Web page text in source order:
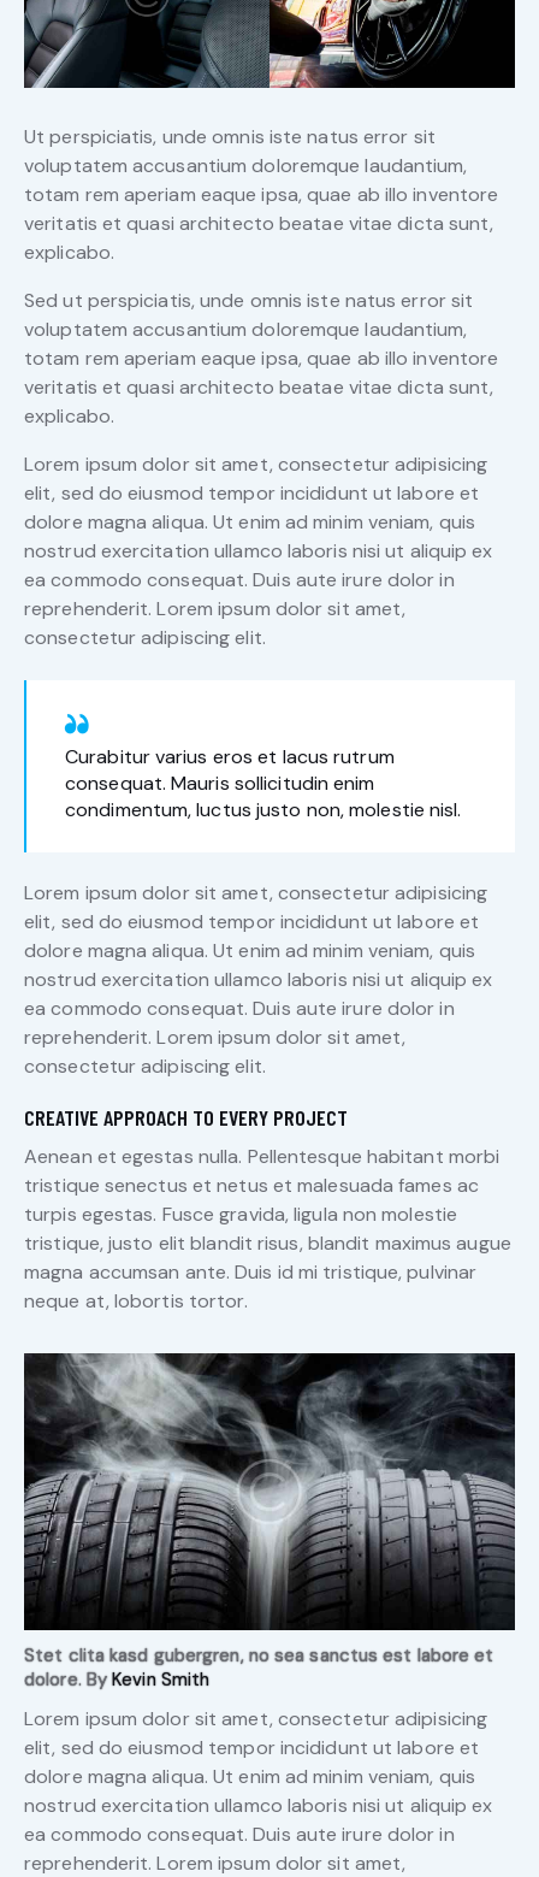
Ut perspiciatis, unde omnis iste natus error sit
voluptatem accusantium doloremque laudantium,
totam rem aperiam eaque ipsa, quae ab illo inventore
veritatis et quasi architecto beatae vitae dicta sunt,
explicabo.
Sed ut perspiciatis, unde omnis iste natus error sit
voluptatem accusantium doloremque laudantium,
totam rem aperiam eaque ipsa, quae ab illo inventore
veritatis et quasi architecto beatae vitae dicta sunt,
explicabo.
Lorem ipsum dolor sit amet, consectetur adipisicing
elit, sed do eiusmod tempor incididunt ut labore et
dolore magna aliqua. Ut enim ad minim veniam, quis
nostrud exercitation ullamco laboris nisi ut aliquip ex
ea commodo consequat. Duis aute irure dolor in
reprehenderit. Lorem ipsum dolor sit amet,
consectetur adipiscing elit.
Curabitur varius eros et lacus rutrum
consequat. Mauris sollicitudin enim
condimentum, luctus justo non, molestie nisl.
Lorem ipsum dolor sit amet, consectetur adipisicing
elit, sed do eiusmod tempor incididunt ut labore et
dolore magna aliqua. Ut enim ad minim veniam, quis
nostrud exercitation ullamco laboris nisi ut aliquip ex
ea commodo consequat. Duis aute irure dolor in
reprehenderit. Lorem ipsum dolor sit amet,
consectetur adipiscing elit.
CREATIVE APPROACH TO EVERY PROJECT
Aenean et egestas nulla. Pellentesque habitant morbi
tristique senectus et netus et malesuada fames ac
turpis egestas. Fusce gravida, ligula non molestie
tristique, justo elit blandit risus, blandit maximus augue
magna accumsan ante. Duis id mi tristique, pulvinar
neque at, lobortis tortor.
Stet clita kasd gubergren, no sea sanctus est labore et
dolore. ByKevin Smith
Lorem ipsum dolor sit amet, consectetur adipisicing
elit, sed do eiusmod tempor incididunt ut labore et
dolore magna aliqua. Ut enim ad minim veniam, quis
nostrud exercitation ullamco laboris nisi ut aliquip ex
ea commodo consequat. Duis aute irure dolor in
reprehenderit. Lorem ipsum dolor sit amet,